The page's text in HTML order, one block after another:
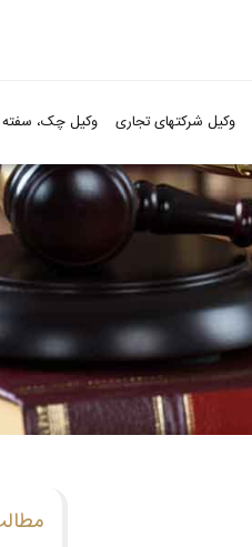
وکیل شرکتهای تجاری وکیل چک، سفته